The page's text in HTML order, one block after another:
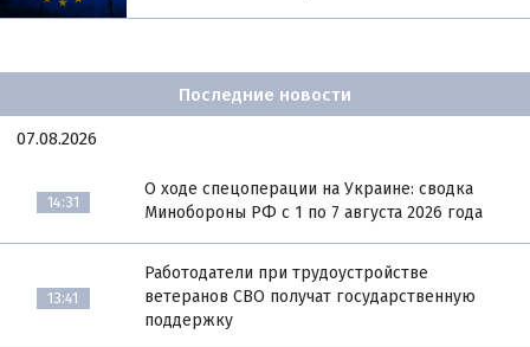
Последние новости
07.08.2026
14:31
О ходе спецоперации на Украине: сводка
Минобороны РФ с 1 по 7 августа 2026 года
13:41
Работодатели при трудоустройстве
ветеранов СВО получат государственную
поддержку